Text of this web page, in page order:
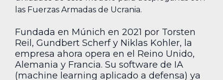
las Fuerzas Armadas de Ucrania.
Fundada en Múnich en 2021 por Torsten
Reil, Gundbert Scherf y Niklas Kohler, la
empresa ahora opera en el Reino Unido,
Alemania y Francia. Su software de IA
(machine learning aplicado a defensa) ya